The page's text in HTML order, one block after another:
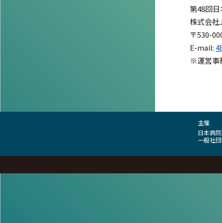
第48回
株式会社
〒530-
E-mail:
※運営事
主催
日本病
一般社